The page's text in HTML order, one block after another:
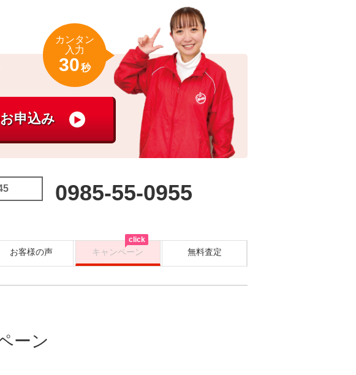
カンタン
入力
30秒
0985-55-0955
お客様の声 キャンペーン 無料査定
click
ーン